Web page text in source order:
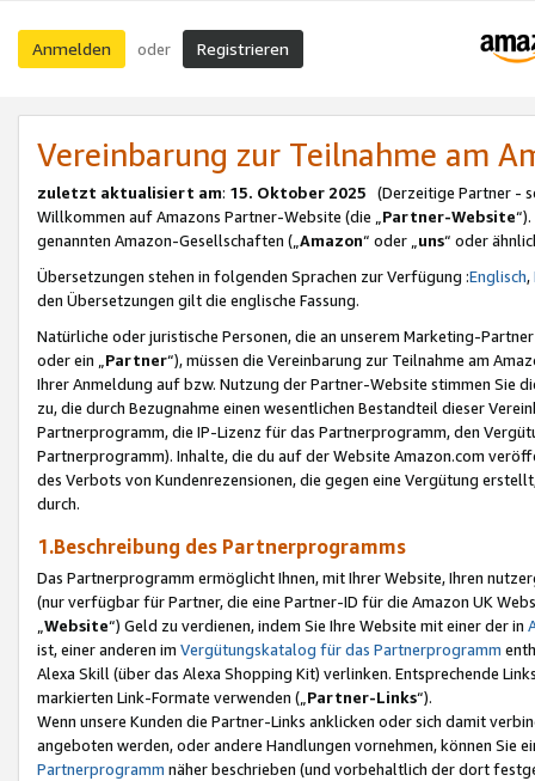
Anmelden oder Registrieren
Vereinbarung zur Teilnahme am
zuletzt aktualisiert am: 15. Oktober 2025 (Derzeitige Partner -
Willkommen auf Amazons Partner-Website (die „Partner-Website
genannten Amazon-Gesellschaften („Amazon“ oder „uns“ oder
Übersetzungen stehen in folgenden Sprachen zur Verfügung :Englisch,
den Übersetzungen gilt die englische Fassung.
Natürliche oder juristische Personen, die an unserem Marketing-
oder ein „Partner“), müssen die Vereinbarung zur Teilnahme am
Ihrer Anmeldung auf bzw. Nutzung der Partner-Website stimmen Sie
zu, die durch Bezugnahme einen wesentlichen Bestandteil dieser
Partnerprogramm, die IP-Lizenz für das Partnerprogramm, den
Partnerprogramm). Inhalte, die du auf der Website Amazon.com
des Verbots von Kundenrezensionen, die gegen eine Vergütung
durch.
1.Beschreibung des Partnerprogramms
Das Partnerprogramm ermöglicht Ihnen, mit Ihrer Website, Ihren
(nur verfügbar für Partner, die eine Partner-ID für die Amazon UK
Website“) Geld zu verdienen, indem Sie Ihre Website mit einer der in
ist, einer anderen im Vergütungskatalog für das Partnerprogramm
Alexa Skill (über das Alexa Shopping Kit) verlinken. Entsprechende
markierten Link-Formate verwenden („ Partner-Links“).
Wenn unsere Kunden die Partner-Links anklicken oder sich damit
angeboten werden, oder andere Handlungen vornehmen, können Sie
Partnerprogramm näher beschrieben (und vorbehaltlich der dort